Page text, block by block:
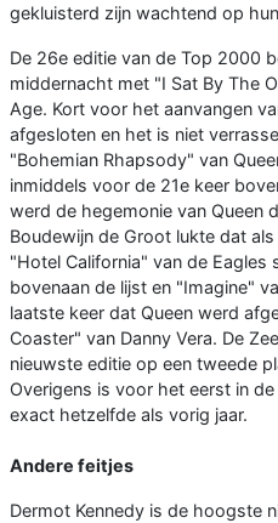
gekluisterd zijn wachtend op
De 26e editie van de Top 2000
middernacht met "I Sat By The
Age. Kort voor het aanvangen
afgesloten en het is niet
"Bohemian Rhapsody" van
inmiddels voor de 21e keer
werd de hegemonie van Queen
Boudewijn de Groot lukte dat
"Hotel California" van de Eagles
bovenaan de lijst en "Imagine"
laatste keer dat Queen werd
Coaster" van Danny Vera. De
nieuwste editie op een tweede
Overigens is voor het eerst in
exact hetzelfde als vorig jaar.
Andere feitjes
Dermot Kennedy is de hoogste